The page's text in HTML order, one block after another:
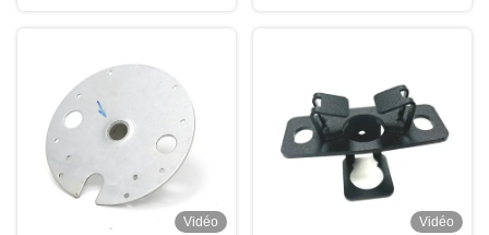
Vidéo
Vidéo